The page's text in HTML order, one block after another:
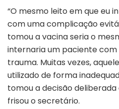
“O mesmo leito em que eu
com uma complicação
tomou a vacina seria o
internaria um paciente com
trauma. Muitas vezes,
utilizado de forma
tomou a decisão deliberada
frisou o secretário.